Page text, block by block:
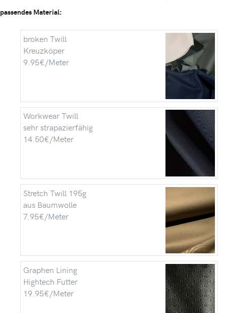
passendes Material:
broken Twill
Kreuzköper
9.95€/Meter
Workwear Twill
sehr strapazierfähig
14.50€/Meter
Stretch Twill 195g
aus Baumwolle
7.95€/Meter
Graphen Lining
Hightech Futter
19.95€/Meter